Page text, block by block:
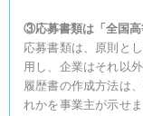
③応募書類は「全国高
応募書類は、原則と
用し、企業はそれ以
履歴書の作成方法は
れかを事業主が示せ